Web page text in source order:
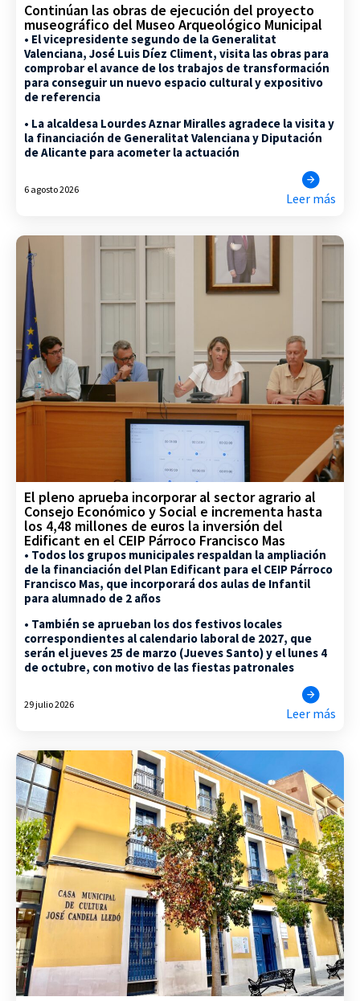
Continúan las obras de ejecución del proyecto
museográfico del Museo Arqueológico Municipal
• El vicepresidente segundo de la Generalitat
Valenciana, José Luis Díez Climent, visita las obras para
comprobar el avance de los trabajos de transformación
para conseguir un nuevo espacio cultural y expositivo
de referencia
• La alcaldesa Lourdes Aznar Miralles agradece la visita y
la financiación de Generalitat Valenciana y Diputación
de Alicante para acometer la actuación
6 agosto 2026
Leer más
El pleno aprueba incorporar al sector agrario al
Consejo Económico y Social e incrementa hasta
los 4,48 millones de euros la inversión del
Edificant en el CEIP Párroco Francisco Mas
• Todos los grupos municipales respaldan la ampliación
de la financiación del Plan Edificant para el CEIP Párroco
Francisco Mas, que incorporará dos aulas de Infantil
para alumnado de 2 años
• También se aprueban los dos festivos locales
correspondientes al calendario laboral de 2027, que
serán el jueves 25 de marzo (Jueves Santo) y el lunes 4
de octubre, con motivo de las fiestas patronales
29 julio 2026
Leer más